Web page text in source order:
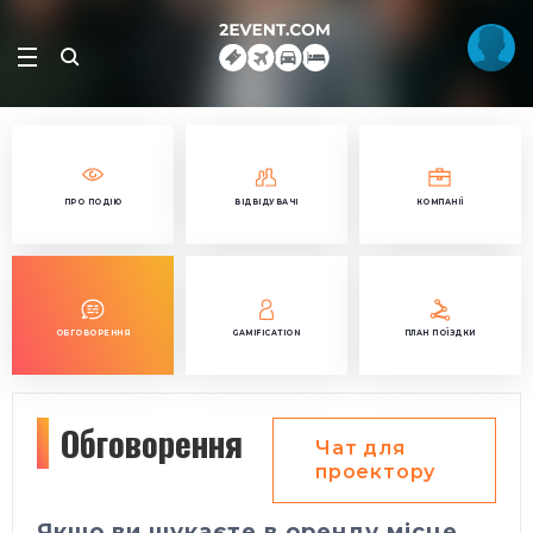
ПРО ПОДІЮ ВІДВІДУВАЧІ КОМПАНІЇ
ОБГОВОРЕННЯ GAMIFICATION ПЛАН ПОЇЗДКИ
Обговорення
Чат для
проектору